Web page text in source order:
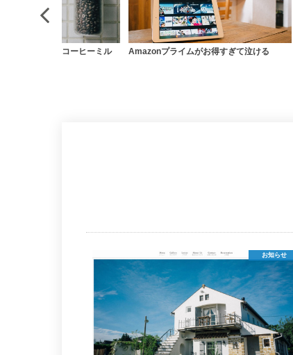
イムがお得すぎて泣ける
「カメラ1台だけ」に対する現時点での最
お知らせ